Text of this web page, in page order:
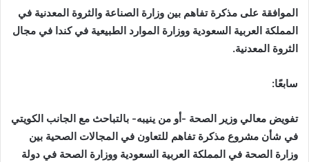
الموافقة على مذكرة تفاهم بين وزارة الصناعة والثروة المعدنية في
المملكة العربية السعودية ووزارة الموارد الطبيعية في كندا في مجال
الثروة المعدنية.
سابعًا:
تفويض معالي وزير الصحة -أو من ينيبه- بالتباحث مع الجانب الكويتي
في شأن مشروع مذكرة تفاهم للتعاون في المجالات الصحية بين
وزارة الصحة في المملكة العربية السعودية ووزارة الصحة في دولة